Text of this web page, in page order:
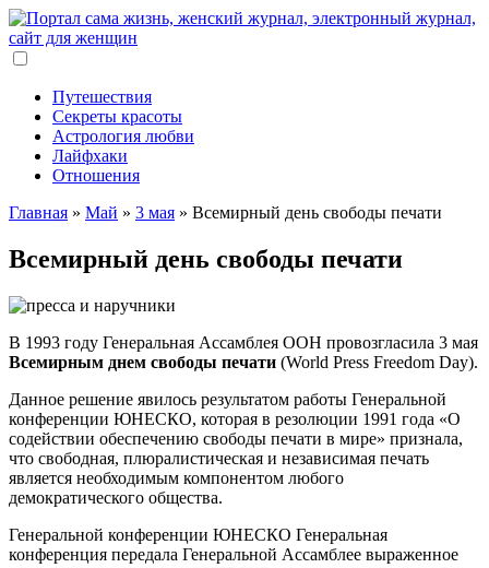
Путешествия
Секреты красоты
Астрология любви
Лайфхаки
Отношения
Главная » Май » 3 мая » Всемирный день свободы печати
Всемирный день свободы печати
В 1993 году Генеральная Ассамблея ООН провозгласила 3 мая
Всемирным днем свободы печати (World Press Freedom Day).
Данное решение явилось результатом работы Генеральной
конференции ЮНЕСКО, которая в резолюции 1991 года «О
содействии обеспечению свободы печати в мире» признала,
что свободная, плюралистическая и независимая печать
является необходимым компонентом любого
демократического общества.
Генеральной конференции ЮНЕСКО Генеральная
конференция передала Генеральной Ассамблее выраженное